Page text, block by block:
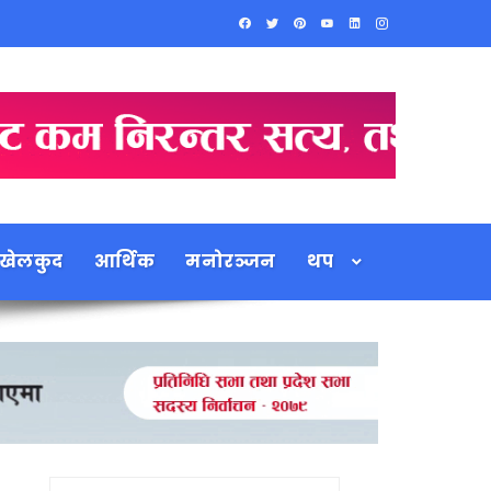
आर्थिक मनोरञ्जन थप